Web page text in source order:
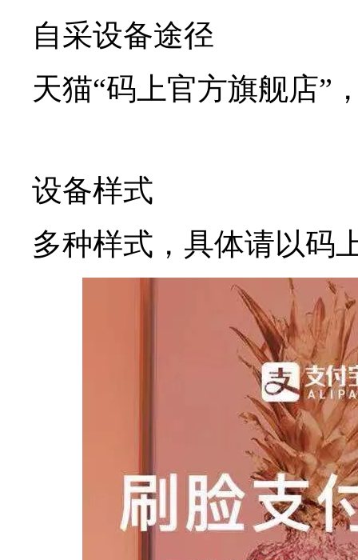
自采设备途径
天猫“码上官方旗舰店”
设备样式
多种样式，具体请以码